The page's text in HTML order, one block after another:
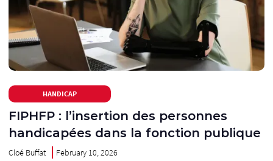
HANDICAP
FIPHFP : l’insertion des personnes
handicapées dans la fonction publique
Cloé Buffat February 10, 2026